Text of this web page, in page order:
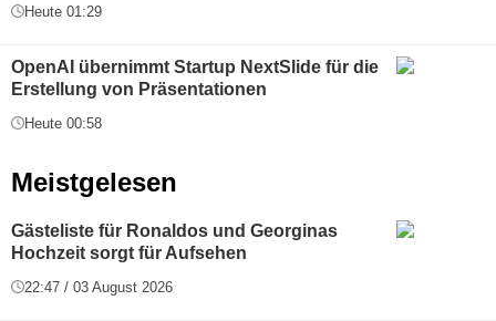
Heute 01:29
OpenAI übernimmt Startup NextSlide für die
Erstellung von Präsentationen
Heute 00:58
Meistgelesen
Gästeliste für Ronaldos und Georginas
Hochzeit sorgt für Aufsehen
22:47 / 03 August 2026